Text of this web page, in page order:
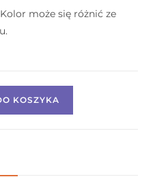
może się różnić ze
KOSZYKA